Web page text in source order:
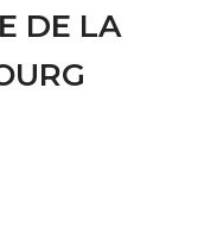
DE LA